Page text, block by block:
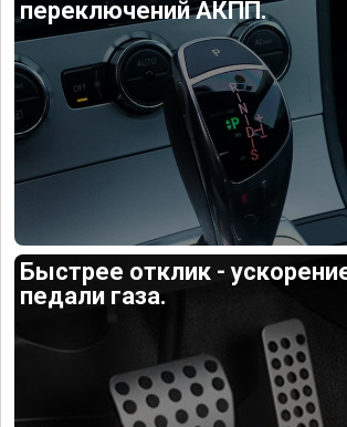
переключений АКПП.
Быстрее отклик -
педали газа.